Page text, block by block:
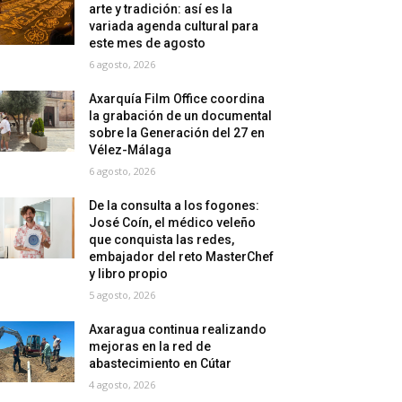
arte y tradición: así es la
variada agenda cultural para
este mes de agosto
6 agosto, 2026
Axarquía Film Office coordina
la grabación de un documental
sobre la Generación del 27 en
Vélez-Málaga
6 agosto, 2026
De la consulta a los fogones:
José Coín, el médico veleño
que conquista las redes,
embajador del reto MasterChef
y libro propio
5 agosto, 2026
Axaragua continua realizando
mejoras en la red de
abastecimiento en Cútar
4 agosto, 2026